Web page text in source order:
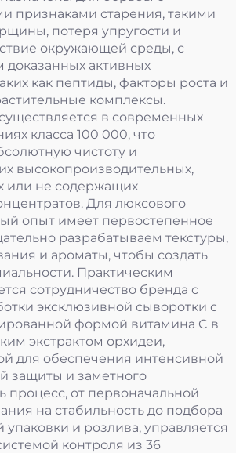
признаками старения, такими
потеря упругости и
окружающей среды, с
доказанных активных
как пептиды, факторы роста и
комплексы.
в современных
класса 100 000, что
чистоту и
высокопроизводительных,
или не содержащих
Для люксового
опыт имеет первостепенное
разрабатываем текстуры,
и ароматы, чтобы создать
Практическим
сотрудничество бренда с
эксклюзивной сыворотки с
формой витамина C в
экстрактом орхидеи,
для обеспечения интенсивной
защиты и заметного
процесс, от первоначальной
на стабильность до подбора
и розлива, управляется
контроля из 36